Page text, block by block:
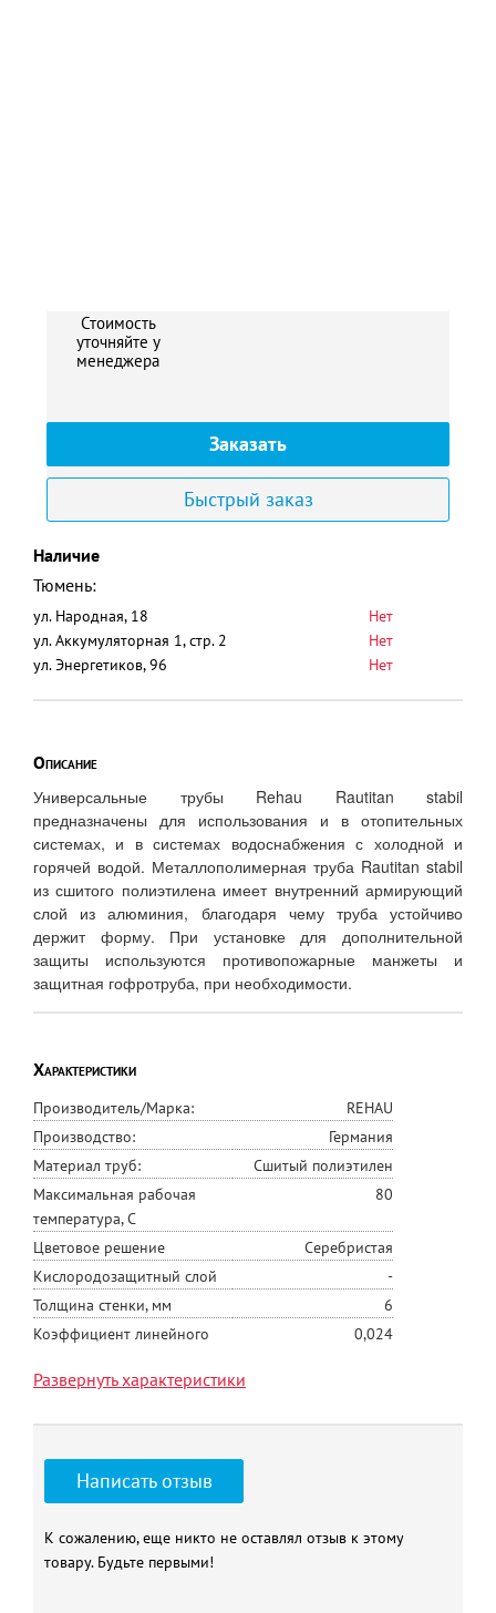
Стоимость
уточняйте у
менеджера
Заказать
Быстрый заказ
Наличие
Тюмень:
ул. Народная, 18
Нет
ул. Аккумуляторная 1, стр. 2
Нет
ул. Энергетиков, 96
Нет
Описание
Универсальные трубы Rehau Rautitan stabil
предназначены для использования и в отопительных
системах, и в системах водоснабжения с холодной и
горячей водой. Металлополимерная труба Rautitan stabil
из сшитого полиэтилена имеет внутренний армирующий
слой из алюминия, благодаря чему труба устойчиво
держит форму. При установке для дополнительной
защиты используются противопожарные манжеты и
защитная гофротруба, при необходимости.
Характеристики
Производитель/Марка:
REHAU
Производство:
Германия
Материал труб:
Сшитый полиэтилен
Максимальная рабочая
температура, С
80
Цветовое решение
Серебристая
Кислородозащитный слой
-
Толщина стенки, мм
6
Коэффициент линейного
0,024
Армирование
Развернуть характеристики
Написать отзыв
К сожалению, еще никто не оставлял отзыв к этому
товару. Будьте первыми!